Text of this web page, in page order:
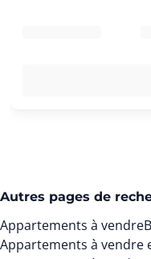
Autres pages de
Appartements à vendre
Appartements à vendre